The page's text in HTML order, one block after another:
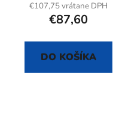
€107,75 vrátane DPH
€87,60
DO KOŠÍKA